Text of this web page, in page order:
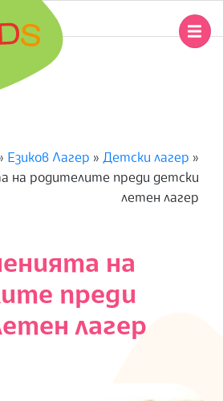
Езиков Лагер » Детски лагер »
на родителите преди детски
летен лагер
на
преди
лагер